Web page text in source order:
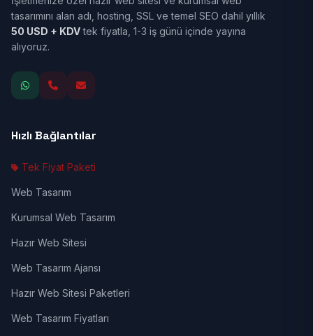
tasarımını alan adı, hosting, SSL ve temel SEO dahil yıllık
50 USD + KDVtek fiyatla, 1-3 iş günü içinde yayına
alıyoruz.
Hızlı Bağlantılar
Tek Fiyat Paketi
Web Tasarım
Kurumsal Web Tasarım
Hazır Web Sitesi
Web Tasarım Ajansı
Hazır Web Sitesi Paketleri
Web Tasarım Fiyatları